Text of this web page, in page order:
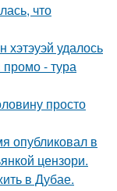
что
удалось
- тура
просто
опубликовал в
цензори.
в Дубае.